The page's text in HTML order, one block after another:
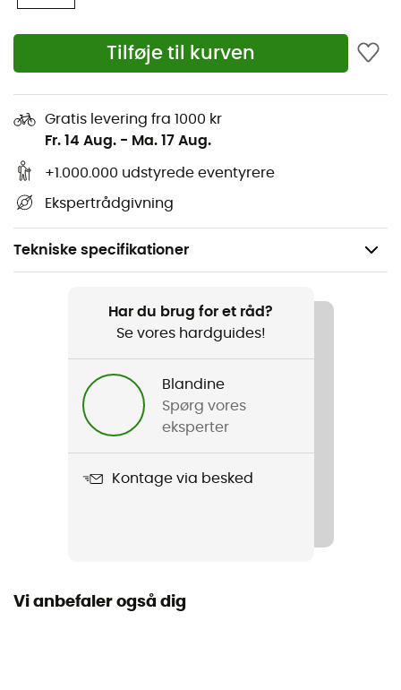
Tilføje til kurven
Gratis levering fra 1000 kr
Fr. 14 Aug. - Ma. 17 Aug.
+1.000.000 udstyrede eventyrere
Ekspertrådgivning
Tekniske specifikationer
Klatring / Multipitch-klatring / Sportsklatring /
Bjergbestigning / Indendørs klatring
Herre / Dame
Europæisk oprindelsesgaranti
Har du brug for et råd?
Se vores hardguides!
Blandine
Spørg vores
eksperter
Kontage via besked
Vi anbefaler også dig